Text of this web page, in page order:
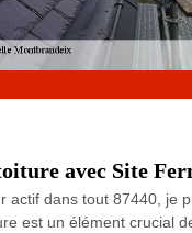
avec Site
actif dans tout 87440, je
est un élément crucial